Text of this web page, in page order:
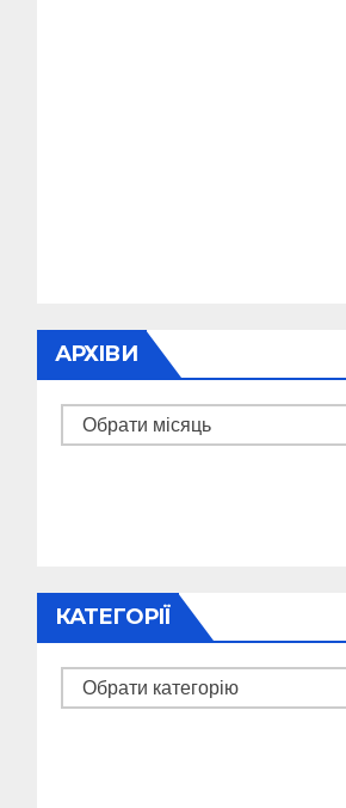
АРХІВИ
Архіви
КАТЕГОРІЇ
Категорії